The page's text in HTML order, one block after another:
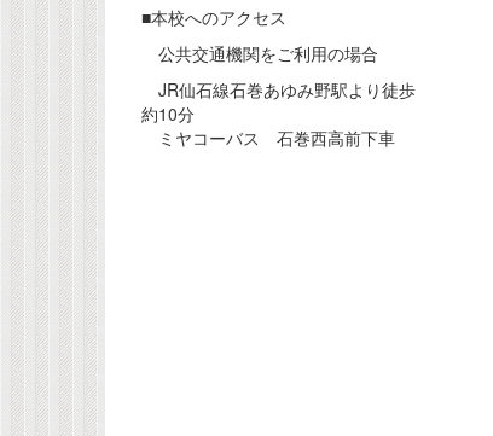
■本校へのアクセス
公共交通機関をご利用の場合
JR仙石線石巻あゆみ野駅より徒歩
約10分
ミヤコーバス 石巻西高前下車